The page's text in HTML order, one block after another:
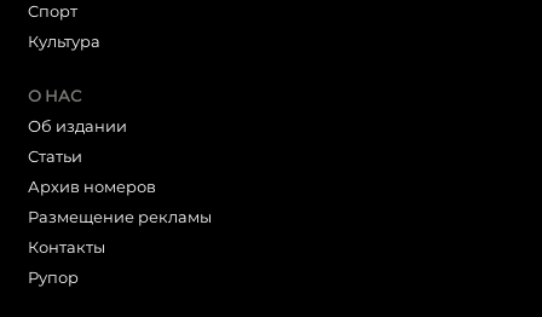
Cпорт
Культура
О НАС
Об издании
Статьи
Архив номеров
Размещение рекламы
Контакты
Рупор